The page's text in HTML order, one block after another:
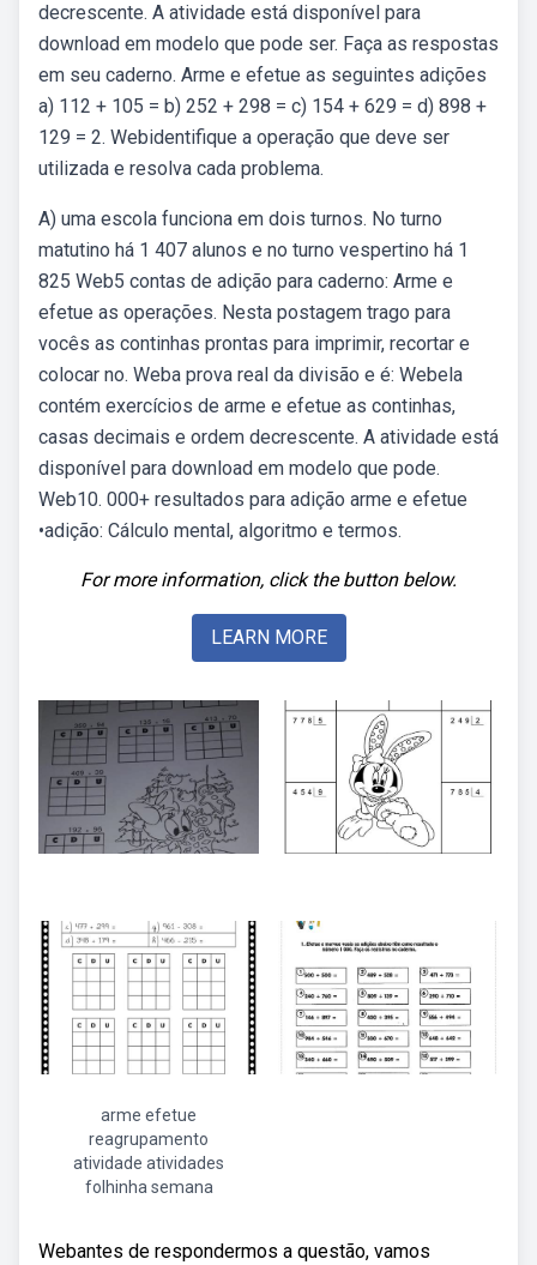
decrescente. A atividade está disponível para
download em modelo que pode ser. Faça as respostas
em seu caderno. Arme e efetue as seguintes adições
a) 112 + 105 = b) 252 + 298 = c) 154 + 629 = d) 898 +
129 = 2. Webidentifique a operação que deve ser
utilizada e resolva cada problema.
A) uma escola funciona em dois turnos. No turno
matutino há 1 407 alunos e no turno vespertino há 1
825 Web5 contas de adição para caderno: Arme e
efetue as operações. Nesta postagem trago para
vocês as continhas prontas para imprimir, recortar e
colocar no. Weba prova real da divisão e é: Webela
contém exercícios de arme e efetue as continhas,
casas decimais e ordem decrescente. A atividade está
disponível para download em modelo que pode.
Web10. 000+ resultados para adição arme e efetue
•adição: Cálculo mental, algoritmo e termos.
For more information, click the button below.
LEARN MORE
arme efetue
reagrupamento
atividade atividades
folhinha semana
Webantes de respondermos a questão, vamos